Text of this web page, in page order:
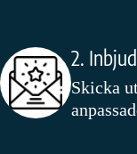
2.
Skicka